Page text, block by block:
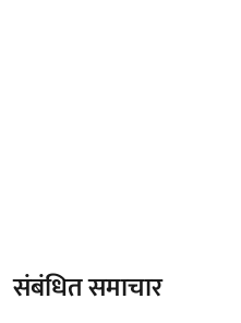
संबंधित समाचार